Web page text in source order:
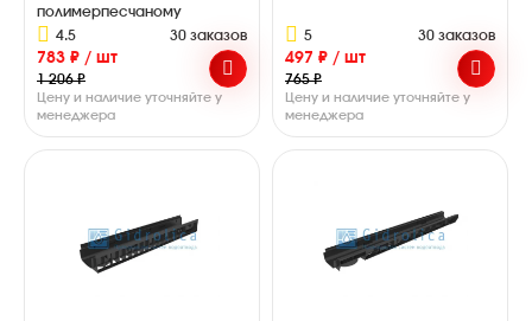
полимерпесчаному
4.5
30 заказов
783 ₽ / шт
1 206 ₽
Цену и наличие уточняйте у
менеджера
5 30 заказов
497 ₽ / шт
765 ₽
Цену и наличие уточняйте у
менеджера